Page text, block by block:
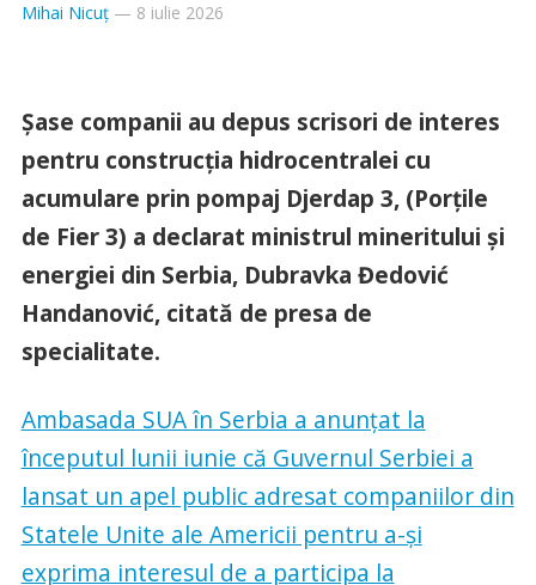
Mihai Nicuț— 8 iulie 2026
Șase companii au depus scrisori de interes
pentru construcția hidrocentralei cu
acumulare prin pompaj Djerdap 3, (Porțile
de Fier 3) a declarat ministrul mineritului și
energiei din Serbia, Dubravka Đedović
Handanović, citată de presa de
specialitate.
Ambasada SUA în Serbia a anunțat la
începutul lunii iunie că Guvernul Serbiei a
lansat un apel public adresat companiilor din
Statele Unite ale Americii pentru a-și
exprima interesul de a participa la